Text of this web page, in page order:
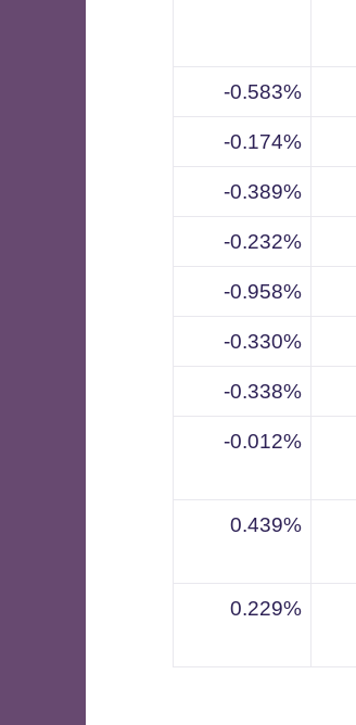
0.583%-
0.174%-
0.389%-
0.232%-
0.958%-
0.330%-
0.338%-
0.012%-
0.439%
0.229%